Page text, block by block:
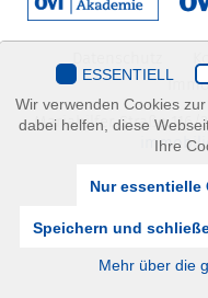
Mariahilfer Straße 116/
ESSENTIELL
Wir verwenden Cookies
dabei helfen, diese
Ihre
Nur essentielle
Speichern und
Mehr über die